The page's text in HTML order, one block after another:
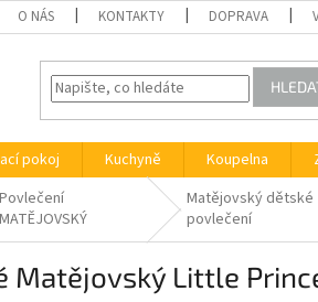
O NÁS KONTAKTY DOPRAVA
pokoj Kuchyně Koupelna
Povlečení
MATĚJOVSKÝ
Matějovský dětské
povlečení
Matějovský Little